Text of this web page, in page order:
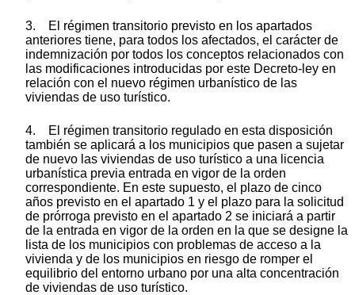
3. El régimen transitorio previsto en los apartados
anteriores tiene, para todos los afectados, el carácter de
indemnización por todos los conceptos relacionados con
las modificaciones introducidas por este Decreto-ley en
relación con el nuevo régimen urbanístico de las
viviendas de uso turístico.
4. El régimen transitorio regulado en esta disposición
también se aplicará a los municipios que pasen a sujetar
de nuevo las viviendas de uso turístico a una licencia
urbanística previa entrada en vigor de la orden
correspondiente. En este supuesto, el plazo de cinco
años previsto en el apartado 1 y el plazo para la solicitud
de prórroga previsto en el apartado 2 se iniciará a partir
de la entrada en vigor de la orden en la que se designe la
lista de los municipios con problemas de acceso a la
vivienda y de los municipios en riesgo de romper el
equilibrio del entorno urbano por una alta concentración
de viviendas de uso turístico.